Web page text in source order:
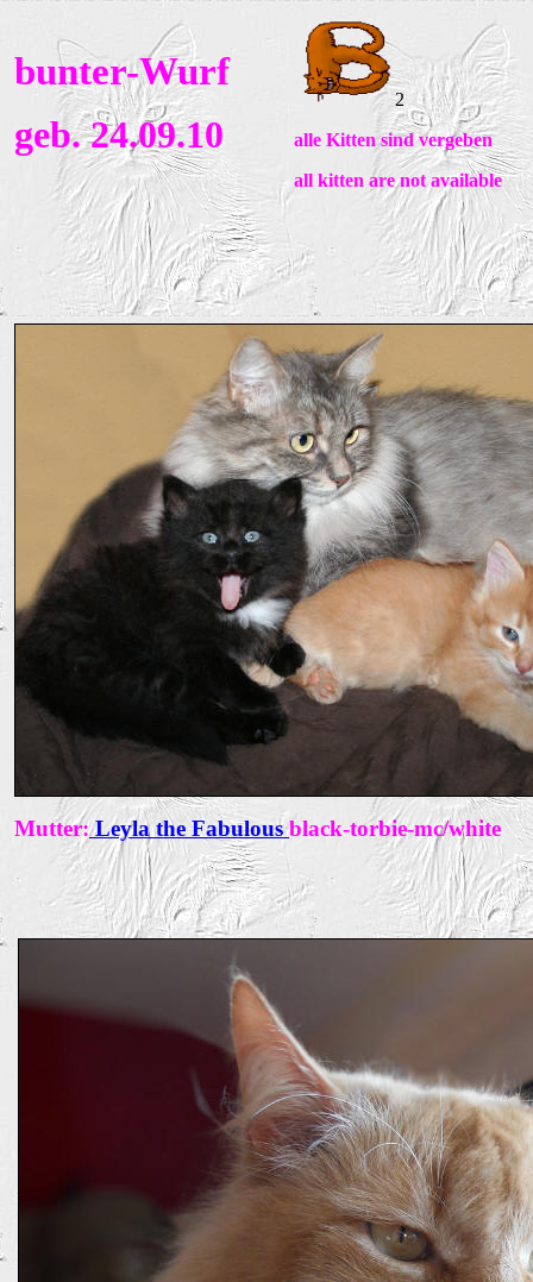
bunter-Wurf
geb. 24.09.10
2
alle Kitten sind vergeben
all kitten are not available
Mutter:Leyla the Fabulousblack-torbie-mc/white